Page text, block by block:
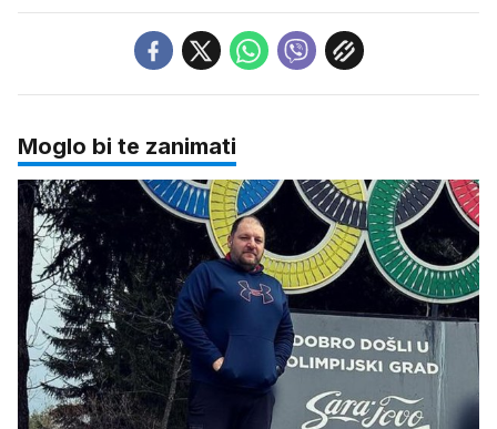
Moglo bi te zanimati